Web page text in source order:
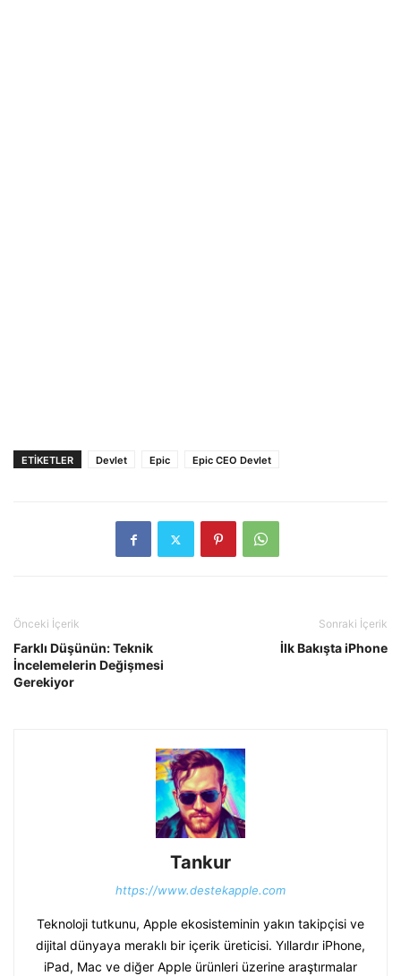
ETIKETLER Devlet Epic Epic CEO Devlet
Önceki İçerik
Farklı Düşünün: Teknik
İncelemelerin Değişmesi
Gerekiyor
Sonraki İçerik
İlk Bakışta iPhone
Tankur
https://www.destekapple.com
Teknoloji tutkunu, Apple ekosisteminin yakın takipçisi ve
dijital dünyaya meraklı bir içerik üreticisi. Yıllardır iPhone,
iPad, Mac ve diğer Apple ürünleri üzerine araştırmalar